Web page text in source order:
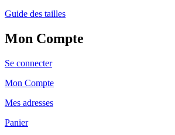
Guide des tailles
Mon Compte
Se connecter
Mon Compte
Mes adresses
Panier